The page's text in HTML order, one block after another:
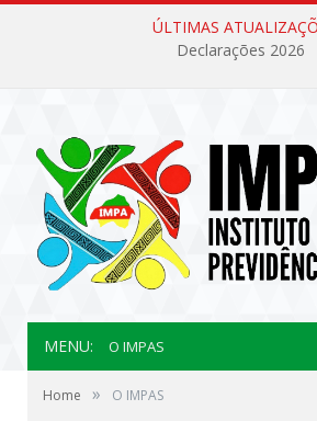
ÚLTIMAS
Declarações 2026
MENU: O IMPAS
Home » O IMPAS